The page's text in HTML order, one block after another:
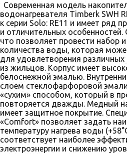
Современная модель
водонагревателя Timberk SWH
к серии Solo: RE11 и имеет ряд
и отличительных
что позволяет провести набор
количества воды, которая
для удовлетворения
из жильцов. Корпус имеет
белоснежной эмалью.
слоем стеклофарфоровой
«сухим» способом, который в
повторяется дважды. Медный
имеет защитное покрытие.
«Comfort» позволяет задать
температуру нагрева воды
соответствует наиболее
электроэнергии и снижению